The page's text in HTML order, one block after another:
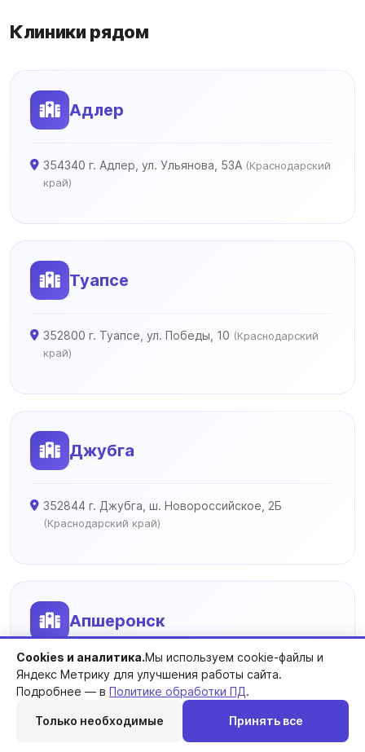
Клиники рядом
Адлер
354340 г. Адлер, ул. Ульянова, 53А (Краснодарский
край)
Туапсе
352800 г. Туапсе, ул. Победы, 10 (Краснодарский
край)
Джубга
352844 г. Джубга, ш. Новороссийское, 2Б
(Краснодарский край)
Апшеронск
352690 г. Апшеронск, ул. Ворошилова, 32
(Краснодарский край)
Cookies и аналитика.Мы используем cookie-файлы и
Яндекс Метрику для улучшения работы сайта.
Подробнее — в Политике обработки ПД.
Только необходимые Принять все